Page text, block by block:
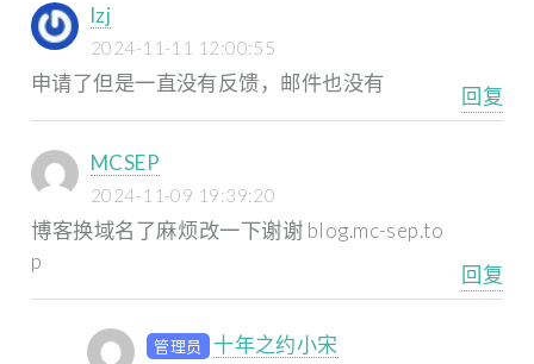
lzj
2024-11-11 12:00:55
申请了但是一直没有反馈，邮件也没有
回复
MCSEP
2024-11-09 19:39:20
博客换域名了麻烦改一下谢谢 blog.mc-sep.to
p
回复
管理员 十年之约小宋